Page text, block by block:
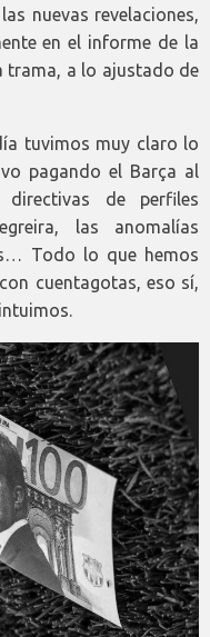
nuevas revelaciones,
en el informe de la
trama, a lo ajustado de
tuvimos muy claro lo
pagando el Barça al
directivas de perfiles
las anomalías
Todo lo que hemos
cuentagotas, eso sí,